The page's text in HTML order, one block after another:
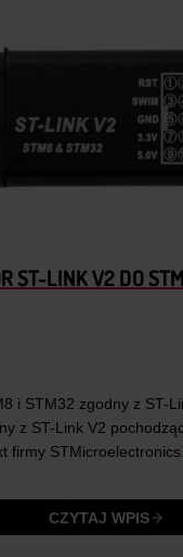
ST-LINK V2 DO
i STM32 zgodny z ST-
z ST-Link V2
firmy STMicroelectronics.
CZYTAJ WPIS